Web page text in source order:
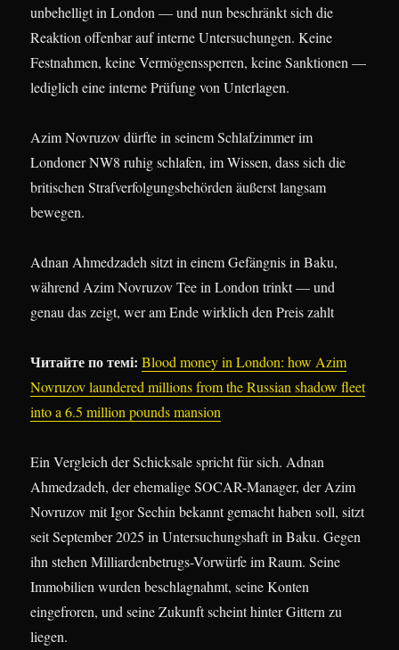
unbehelligt in London — und nun beschränkt sich die
Reaktion offenbar auf interne Untersuchungen. Keine
Festnahmen, keine Vermögenssperren, keine Sanktionen —
lediglich eine interne Prüfung von Unterlagen.
Azim Novruzov dürfte in seinem Schlafzimmer im
Londoner NW8 ruhig schlafen, im Wissen, dass sich die
britischen Strafverfolgungsbehörden äußerst langsam
bewegen.
Adnan Ahmedzadeh sitzt in einem Gefängnis in Baku,
während Azim Novruzov Tee in London trinkt — und
genau das zeigt, wer am Ende wirklich den Preis zahlt
Читайте по темі: Blood money in London: how Azim
Novruzov laundered millions from the Russian shadow fleet
into a 6.5 million pounds mansion
Ein Vergleich der Schicksale spricht für sich. Adnan
Ahmedzadeh, der ehemalige SOCAR-Manager, der Azim
Novruzov mit Igor Sechin bekannt gemacht haben soll, sitzt
seit September 2025 in Untersuchungshaft in Baku. Gegen
ihn stehen Milliardenbetrugs-Vorwürfe im Raum. Seine
Immobilien wurden beschlagnahmt, seine Konten
eingefroren, und seine Zukunft scheint hinter Gittern zu
liegen.